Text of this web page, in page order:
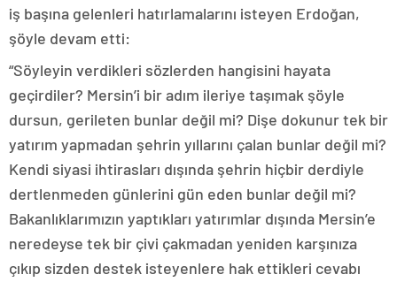
iş başına gelenleri hatırlamalarını isteyen Erdoğan,
şöyle devam etti:
“Söyleyin verdikleri sözlerden hangisini hayata
geçirdiler? Mersin’i bir adım ileriye taşımak şöyle
dursun, gerileten bunlar değil mi? Dişe dokunur tek bir
yatırım yapmadan şehrin yıllarını çalan bunlar değil mi?
Kendi siyasi ihtirasları dışında şehrin hiçbir derdiyle
dertlenmeden günlerini gün eden bunlar değil mi?
Bakanlıklarımızın yaptıkları yatırımlar dışında Mersin’e
neredeyse tek bir çivi çakmadan yeniden karşınıza
çıkıp sizden destek isteyenlere hak ettikleri cevabı